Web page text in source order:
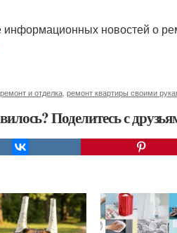
новостей о
ремонт и отделка ремонт квартиры своими
Поделитесь с